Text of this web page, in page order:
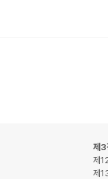
제3
제
제